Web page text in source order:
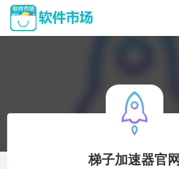
梯子加速器官网